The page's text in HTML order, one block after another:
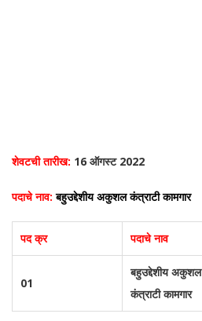
शेवटची तारीख: 16 ऑगस्ट 2022
पदाचे नाव: बहुउद्देशीय अकुशल कंत्राटी कामगार
पद क्र पदाचे नाव
01
बहुउद्देशीय अकुशल
कंत्राटी कामगार